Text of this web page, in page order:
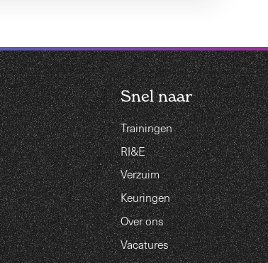
Snel naar
Trainingen
RI&E
Verzuim
Keuringen
Over ons
Vacatures